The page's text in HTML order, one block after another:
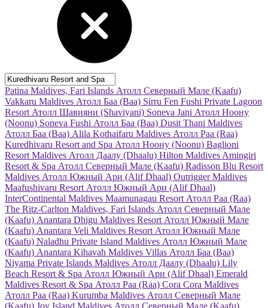
Patina Maldives, Fari Islands Атолл Северный Мале (Kaafu)
Vakkaru Maldives Атолл Баа (Baa) Sirru Fen Fushi Private Lagoon
Resort Атолл Шавияни (Shaviyani) Soneva Jani Атолл Ноону
(Noonu) Soneva Fushi Атолл Баа (Baa) Dusit Thani Maldives
Атолл Баа (Baa) Alila Kothaifaru Maldives Атолл Раа (Raa)
Kuredhivaru Resort and Spa Атолл Ноону (Noonu) Baglioni
Resort Maldives Атолл Даалу (Dhaalu) Hilton Maldives Amingiri
Resort & Spa Атолл Северный Мале (Kaafu) Radisson Blu Resort
Maldives Атолл Южный Ари (Alif Dhaal) Outrigger Maldives
Maafushivaru Resort Атолл Южный Ари (Alif Dhaal)
InterContinental Maldives Maamunagau Resort Атолл Раа (Raa)
The Ritz-Carlton Maldives, Fari Islands Атолл Северный Мале
(Kaafu) Anantara Dhigu Maldives Resort Атолл Южный Мале
(Kaafu) Anantara Veli Maldives Resort Атолл Южный Мале
(Kaafu) Naladhu Private Island Maldives Атолл Южный Мале
(Kaafu) Anantara Kihavah Maldives Villas Атолл Баа (Baa)
Niyama Private Islands Maldives Атолл Даалу (Dhaalu) Lily
Beach Resort & Spa Атолл Южный Ари (Alif Dhaal) Emerald
Maldives Resort & Spa Атолл Раа (Raa) Cora Cora Maldives
Атолл Раа (Raa) Kurumba Maldives Атолл Северный Мале
(Kaafu) Joy Island Maldives Атолл Северный Мале (Kaafu)